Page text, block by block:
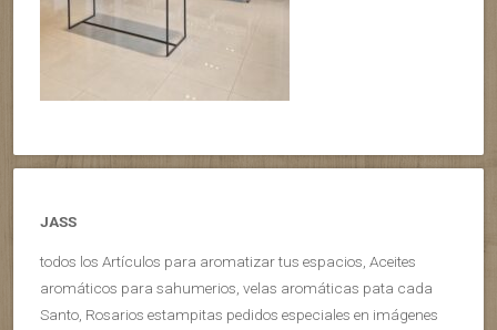
JASS
todos los Artículos para aromatizar tus espacios, Aceites
aromáticos para sahumerios, velas aromáticas pata cada
Santo, Rosarios estampitas pedidos especiales en imágenes